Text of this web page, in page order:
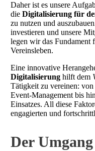
Daher ist es unsere
die Digitalisierung für
zu nutzen und
investieren und unsere
legen wir das Fundament
Vereinsleben.
Eine innovative
Digitalisierung hilft dem
Tätigkeit zu vereinen:
Event-Management bis
Einsatzes. All diese
engagierten und
Der